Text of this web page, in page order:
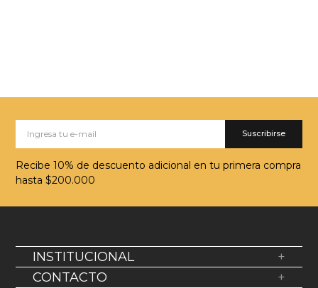
Suscribirse
Recibe 10% de descuento adicional en tu primera compra
hasta $200.000
INSTITUCIONAL +
Sobre Nosotros
CONTACTO +